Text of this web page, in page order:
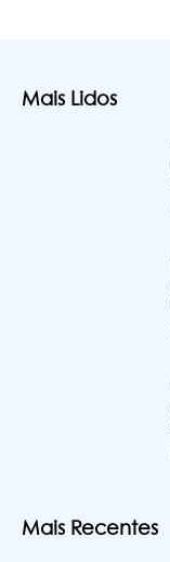
Mais Lidos
Mais Recentes